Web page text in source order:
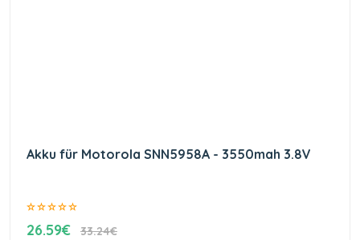
Akku für Motorola SNN5958A - 3550mah 3.8V
26.59€ 33.24€